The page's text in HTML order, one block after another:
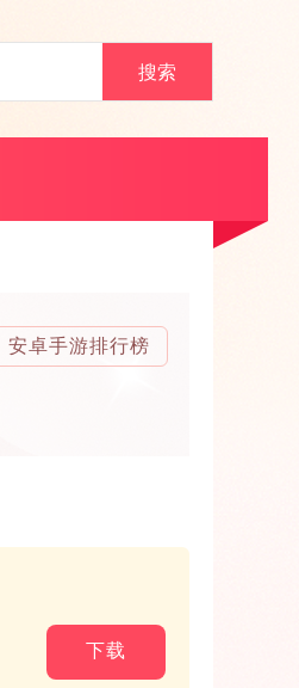
搜索
安卓手游排行榜
下载